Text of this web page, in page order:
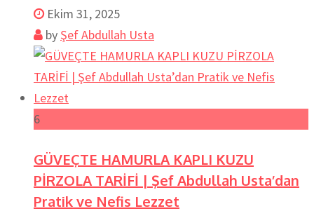
Ekim 31, 2025
by Şef Abdullah Usta
6
GÜVEÇTE HAMURLA KAPLI KUZU
PİRZOLA TARİFİ | Şef Abdullah Usta’dan
Pratik ve Nefis Lezzet